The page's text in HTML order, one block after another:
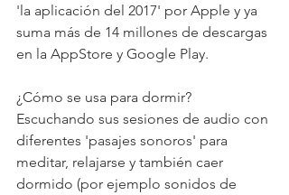
'la aplicación del 2017' por Apple y ya
suma más de 14 millones de descargas
en la AppStore y Google Play.
¿Cómo se usa para dormir?
Escuchando sus sesiones de audio con
diferentes 'pasajes sonoros' para
meditar, relajarse y también caer
dormido (por ejemplo sonidos de